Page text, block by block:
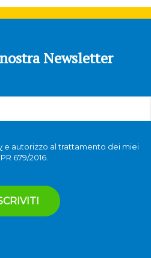
Newsletter
e autorizzo al trattamento dei miei
679/2016.